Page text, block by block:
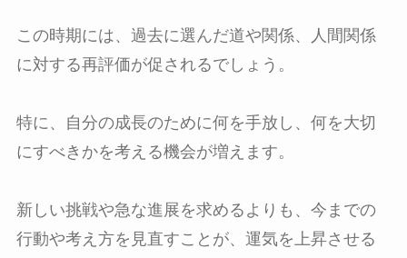
この時期には、過去に選んだ道や関係、人間関係
に対する再評価が促されるでしょう。
特に、自分の成長のために何を手放し、何を大切
にすべきかを考える機会が増えます。
新しい挑戦や急な進展を求めるよりも、今までの
行動や考え方を見直すことが、運気を上昇させる